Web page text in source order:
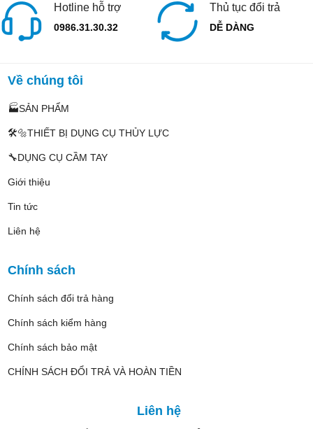
Hotline hỗ trợ
0986.31.30.32
Thủ tục đổi trả
DỄ DÀNG
Về chúng tôi
🏭SẢN PHẨM
🛠️🔩THIẾT BỊ DỤNG CỤ THỦY LỰC
🔧DỤNG CỤ CẦM TAY
Giới thiệu
Tin tức
Liên hệ
Chính sách
Chính sách đổi trả hàng
Chính sách kiểm hàng
Chính sách bảo mật
CHÍNH SÁCH ĐỔI TRẢ VÀ HOÀN TIỀN
Liên hệ